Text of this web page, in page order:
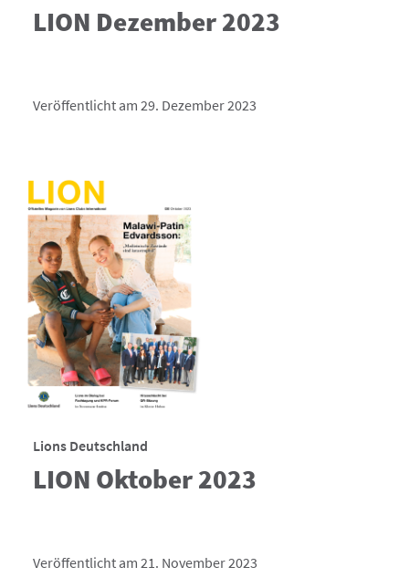
LION Dezember 2023
Veröffentlicht am 29. Dezember 2023
Lions Deutschland
LION Oktober 2023
Veröffentlicht am 21. November 2023